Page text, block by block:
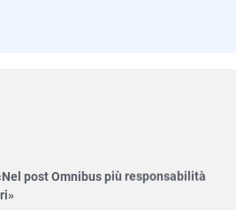
post Omnibus più responsabilità